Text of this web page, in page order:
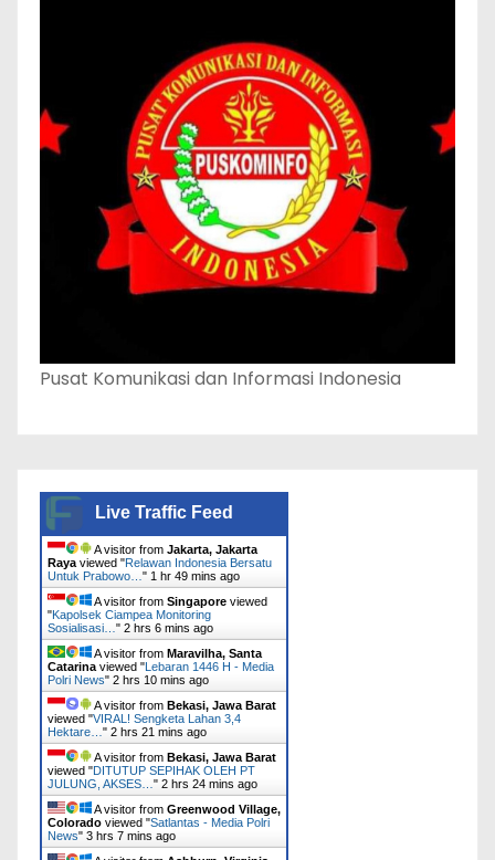
Pusat Komunikasi dan Informasi Indonesia
Live Traffic Feed
A visitor from Jakarta, Jakarta
Raya viewed "Relawan Indonesia Bersatu
Untuk Prabowo… " 1 hr 49 mins ago
A visitor from Singapore viewed
"Kapolsek Ciampea Monitoring
Sosialisasi… " 2 hrs 6 mins ago
A visitor from Maravilha, Santa
Catarina viewed "Lebaran 1446 H - Media
Polri News" 2 hrs 11 mins ago
A visitor from Bekasi, Jawa Barat
viewed "VIRAL! Sengketa Lahan 3,4
Hektare… " 2 hrs 21 mins ago
A visitor from Bekasi, Jawa Barat
viewed "DITUTUP SEPIHAK OLEH PT
JULUNG, AKSES… " 2 hrs 24 mins ago
A visitor from Greenwood Village,
Colorado viewed "Satlantas - Media Polri
News" 3 hrs 7 mins ago